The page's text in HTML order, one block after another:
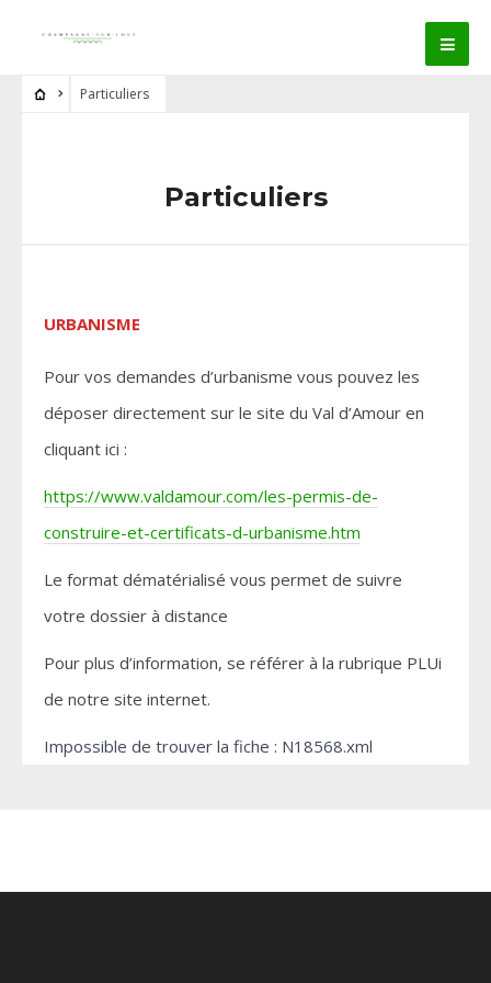
Particuliers
Particuliers
URBANISME
Pour vos demandes d’urbanisme vous pouvez les
déposer directement sur le site du Val d’Amour en
cliquant ici :
https://www.valdamour.com/les-permis-de-
construire-et-certificats-d-urbanisme.htm
Le format dématérialisé vous permet de suivre
votre dossier à distance
Pour plus d’information, se référer à la rubrique PLUi
de notre site internet.
Impossible de trouver la fiche : N18568.xml